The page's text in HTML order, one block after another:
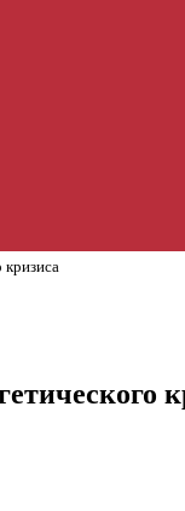
кризиса